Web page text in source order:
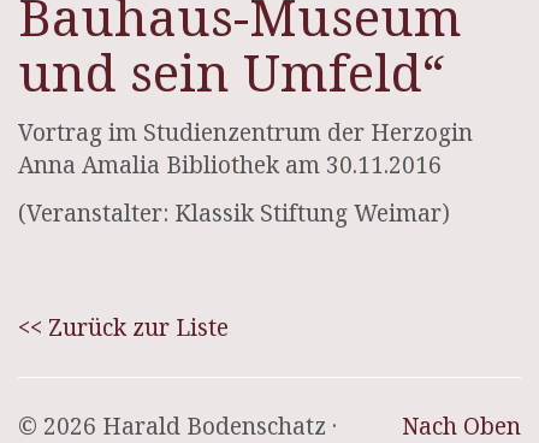
Bauhaus-Museum
und sein Umfeld“
Vortrag im Studienzentrum der Herzogin
Anna Amalia Bibliothek am 30.11.2016
(Veranstalter: Klassik Stiftung Weimar)
<< Zurück zur Liste
Nach Oben
© 2026 Harald Bodenschatz ·